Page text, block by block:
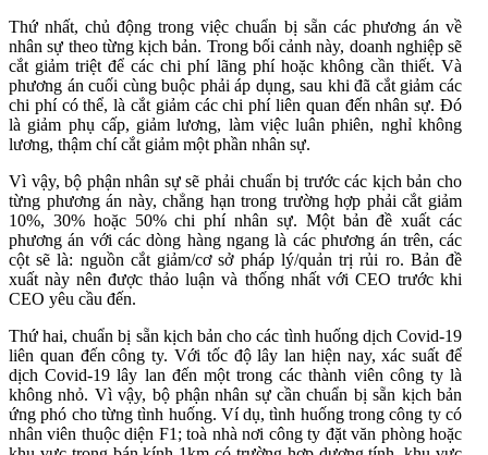
Thứ nhất, chủ động trong việc chuẩn bị sẵn các phương án về
nhân sự theo từng kịch bản. Trong bối cảnh này, doanh nghiệp sẽ
cắt giảm triệt để các chi phí lãng phí hoặc không cần thiết. Và
phương án cuối cùng buộc phải áp dụng, sau khi đã cắt giảm các
chi phí có thể, là cắt giảm các chi phí liên quan đến nhân sự. Đó
là giảm phụ cấp, giảm lương, làm việc luân phiên, nghỉ không
lương, thậm chí cắt giảm một phần nhân sự.
Vì vậy, bộ phận nhân sự sẽ phải chuẩn bị trước các kịch bản cho
từng phương án này, chẳng hạn trong trường hợp phải cắt giảm
10%, 30% hoặc 50% chi phí nhân sự. Một bản đề xuất các
phương án với các dòng hàng ngang là các phương án trên, các
cột sẽ là: nguồn cắt giảm/cơ sở pháp lý/quản trị rủi ro. Bản đề
xuất này nên được thảo luận và thống nhất với CEO trước khi
CEO yêu cầu đến.
Thứ hai, chuẩn bị sẵn kịch bản cho các tình huống dịch Covid-19
liên quan đến công ty. Với tốc độ lây lan hiện nay, xác suất để
dịch Covid-19 lây lan đến một trong các thành viên công ty là
không nhỏ. Vì vậy, bộ phận nhân sự cần chuẩn bị sẵn kịch bản
ứng phó cho từng tình huống. Ví dụ, tình huống trong công ty có
nhân viên thuộc diện F1; toà nhà nơi công ty đặt văn phòng hoặc